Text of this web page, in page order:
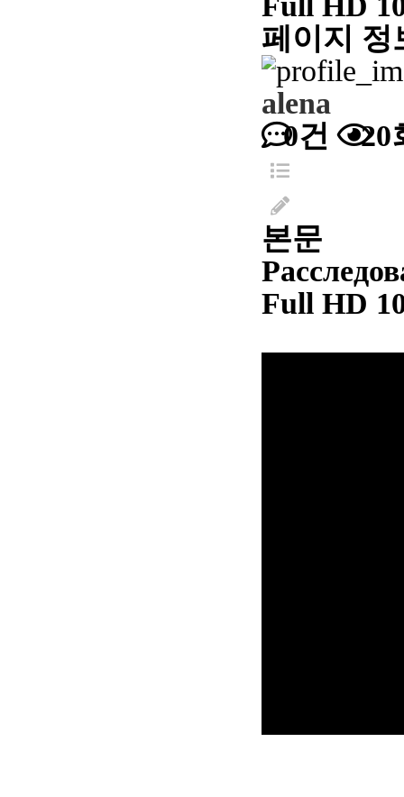
페이지 정
alena
0건
20
본문
Full HD